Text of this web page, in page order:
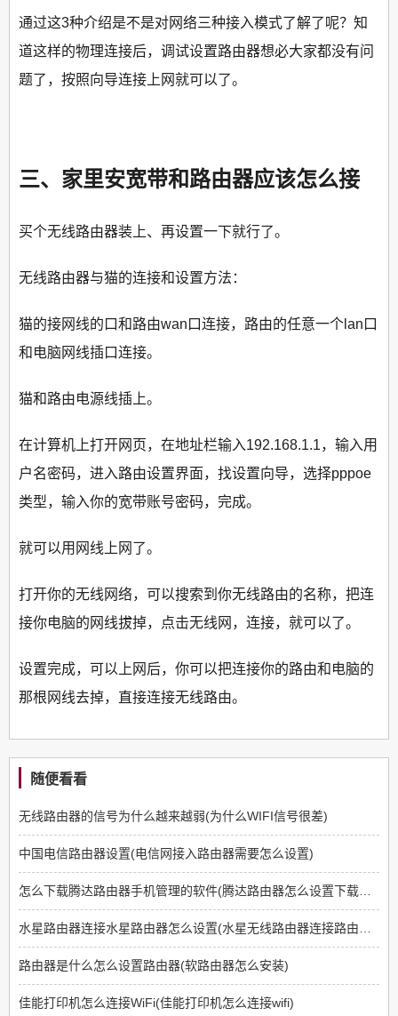
通过这3种介绍是不是对网络三种接入模式了解了呢？知
道这样的物理连接后，调试设置路由器想必大家都没有问
题了，按照向导连接上网就可以了。
三、家里安宽带和路由器应该怎么接
买个无线路由器装上、再设置一下就行了。
无线路由器与猫的连接和设置方法：
猫的接网线的口和路由wan口连接，路由的任意一个lan口
和电脑网线插口连接。
猫和路由电源线插上。
在计算机上打开网页，在地址栏输入192.168.1.1，输入用
户名密码，进入路由设置界面，找设置向导，选择pppoe
类型，输入你的宽带账号密码，完成。
就可以用网线上网了。
打开你的无线网络，可以搜索到你无线路由的名称，把连
接你电脑的网线拔掉，点击无线网，连接，就可以了。
设置完成，可以上网后，你可以把连接你的路由和电脑的
那根网线去掉，直接连接无线路由。
随便看看
无线路由器的信号为什么越来越弱(为什么WIFI信号很差)
中国电信路由器设置(电信网接入路由器需要怎么设置)
怎么下载腾达路由器手机管理的软件(腾达路由器怎么设置下载资源)
水星路由器连接水星路由器怎么设置(水星无线路由器连接路由器怎么设置)
路由器是什么怎么设置路由器(软路由器怎么安装)
佳能打印机怎么连接WiFi(佳能打印机怎么连接wifi)